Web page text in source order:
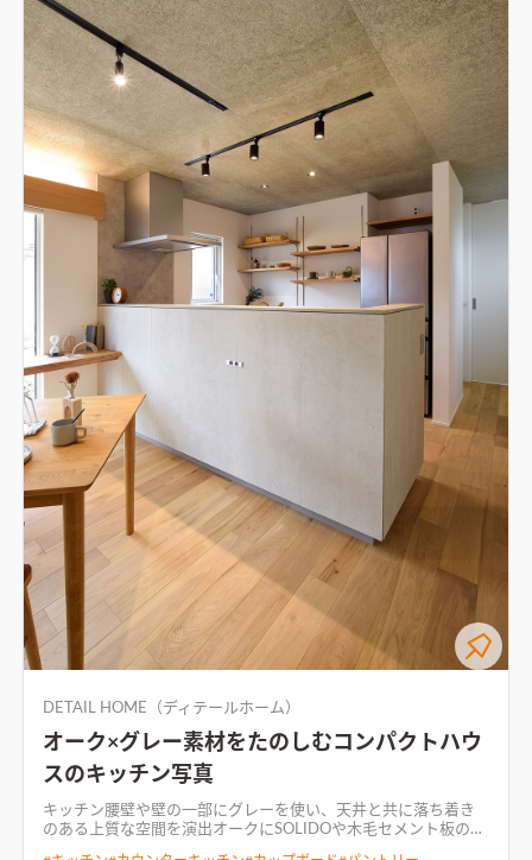
DETAIL HOME（ディテールホーム）
オーク×グレー素材をたのしむコンパクトハウ
スのキッチン写真
キッチン腰壁や壁の一部にグレーを使い、天井と共に落ち着き
のある上質な空間を演出オークにSOLIDOや木毛セメント板のグ